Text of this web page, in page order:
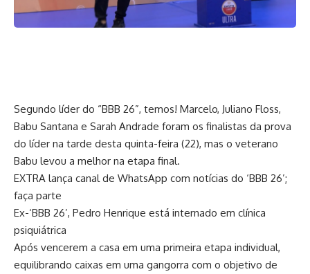
Segundo líder do “BBB 26”, temos! Marcelo, Juliano Floss,
Babu Santana e Sarah Andrade foram os finalistas da prova
do líder na tarde desta quinta-feira (22), mas o veterano
Babu levou a melhor na etapa final.
EXTRA lança canal de WhatsApp com notícias do ‘BBB 26’;
faça parte
Ex-‘BBB 26’, Pedro Henrique está internado em clínica
psiquiátrica
Após vencerem a casa em uma primeira etapa individual,
equilibrando caixas em uma gangorra com o objetivo de